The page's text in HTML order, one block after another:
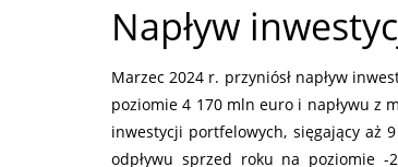
Napływ
Marzec 2024 r. przyniósł napływ
poziomie 4 170 mln euro i napływu z
inwestycji portfelowych, sięgający aż
odpływu sprzed roku na poziomie